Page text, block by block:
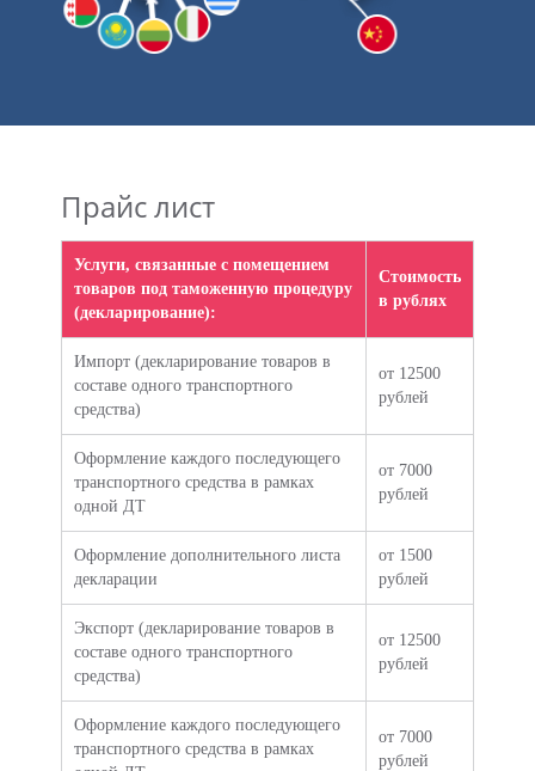
Прайс лист
Услуги, связанные с помещением
товаров под таможенную процедуру
(декларирование):
Стоимость
в рублях
Импорт (декларирование товаров в
составе одного транспортного
средства)
от 12500
рублей
Оформление каждого последующего
транспортного средства в рамках
одной ДТ
от 7000
рублей
Оформление дополнительного листа
декларации
от 1500
рублей
Экспорт (декларирование товаров в
составе одного транспортного
средства)
от 12500
рублей
Оформление каждого последующего
транспортного средства в рамках
от 7000
рублей